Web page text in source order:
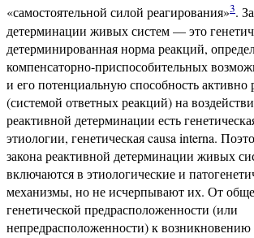
«самостоятельной силой реагирования»3.
детерминации живых систем — это
детерминированная норма реакций,
компенсаторно-приспособительных
и его потенциальную способность активно
(системой ответных реакций) на
реактивной детерминации есть
этиологии, генетическая causa interna.
закона реактивной детерминации живых
включаются в этиологические и
механизмы, но не исчерпывают их. От
генетической предрасположенности (или
непредрасположенности) к